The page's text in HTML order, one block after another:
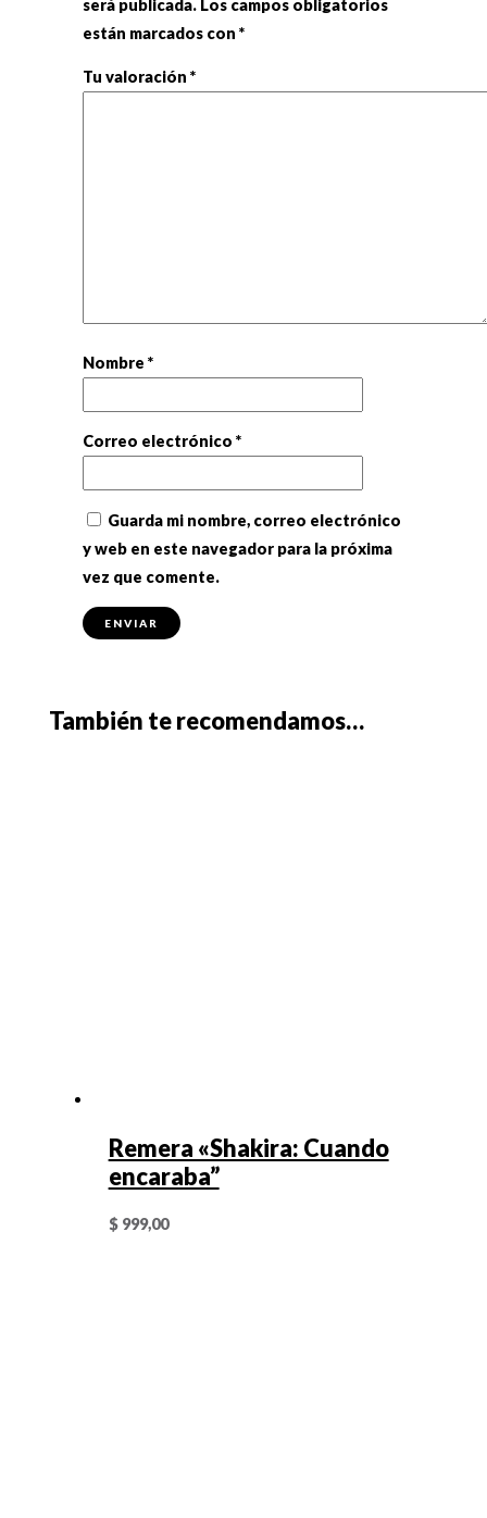
será publicada. Los campos obligatorios
están marcados con*
Tu valoración*
Nombre*
Correo electrónico*
Guarda mi nombre, correo electrónico
y web en este navegador para la próxima
vez que comente.
También te recomendamos…
Remera «Shakira: Cuando
encaraba”
$999,00